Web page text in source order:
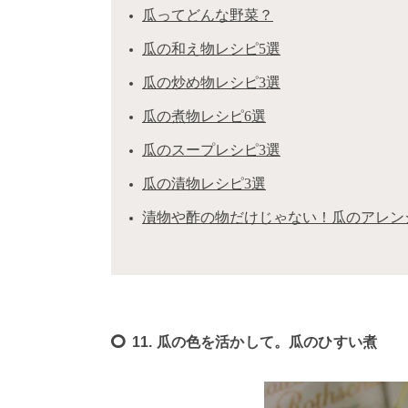
瓜ってどんな野菜？
瓜の和え物レシピ5選
瓜の炒め物レシピ3選
瓜の煮物レシピ6選
瓜のスープレシピ3選
瓜の漬物レシピ3選
漬物や酢の物だけじゃない！瓜のアレン
11. 瓜の色を活かして。瓜のひすい煮